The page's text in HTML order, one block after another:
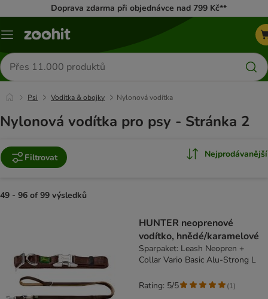
Doprava zdarma při objednávce nad 799 Kč**
Menu
Hledat
produkty
Psi Vodítka & obojky Nylonová vodítka
Nylonová vodítka pro psy - Stránka 2
Filtrovat Nejprodávanější
49 - 96 of 99 výsledků
HUNTER neoprenové
vodítko, hnědé/karamelové
Sparpaket: Leash Neopren +
Collar Vario Basic Alu-Strong L
Rating: 5/5 (1)